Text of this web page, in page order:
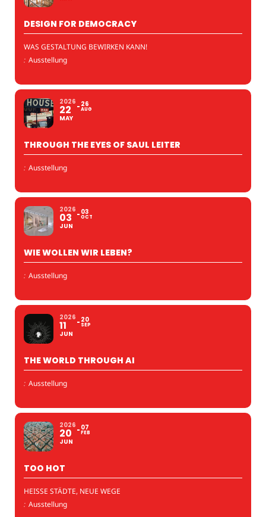
DESIGN FOR DEMOCRACY
WAS GESTALTUNG BEWIRKEN KANN!
: Ausstellung
2026
22
MAY
26
AUG
THROUGH THE EYES OF SAUL LEITER
: Ausstellung
2026
03
JUN
03
OCT
WIE WOLLEN WIR LEBEN?
: Ausstellung
2026
11
JUN
20
SEP
THE WORLD THROUGH AI
: Ausstellung
2026
20
JUN
07
FEB
TOO HOT
HEISSE STÄDTE, NEUE WEGE
: Ausstellung